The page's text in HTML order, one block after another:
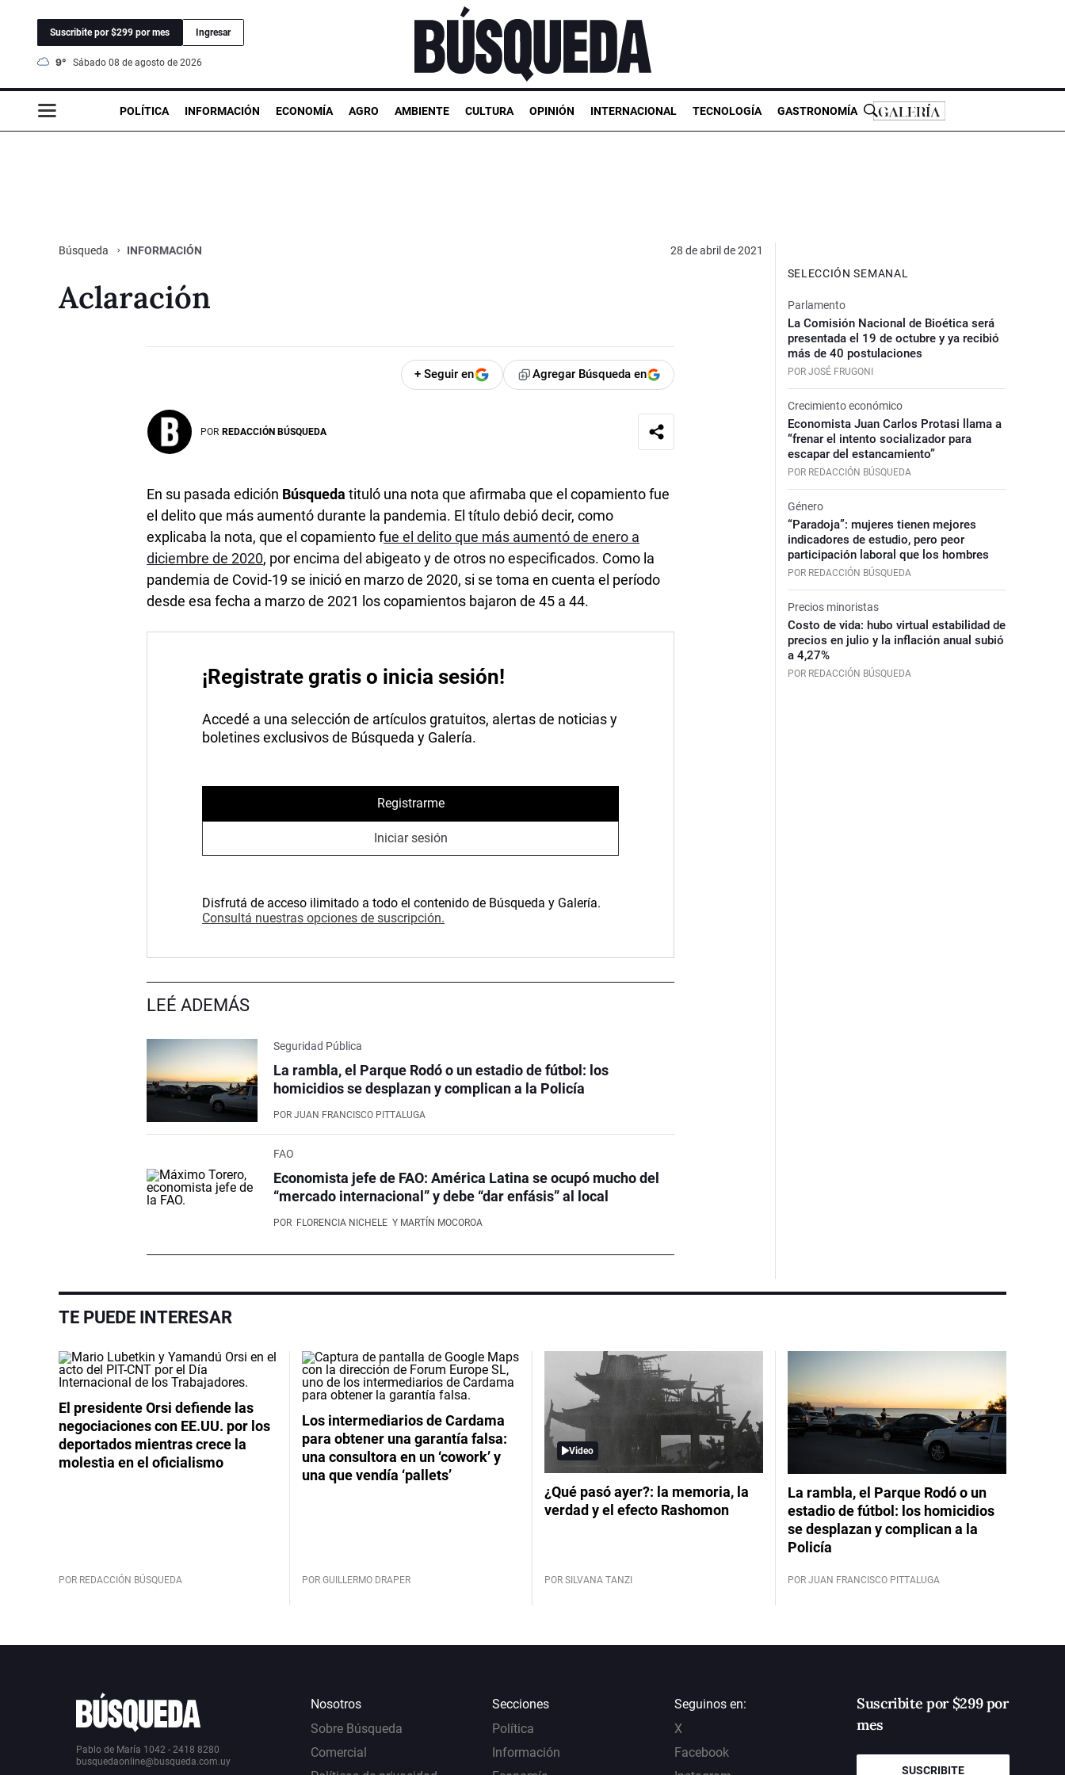
Suscribite por $299 por mes Ingresar
9° sábado 08 de agosto de 2026
POLÍTICA INFORMACIÓN ECONOMÍA AGRO AMBIENTE CULTURA OPINIÓN INTERNACIONAL TECNOLOGÍA GASTRONOMÍA
Búsqueda INFORMACIÓN 28 de abril de 2021
Aclaración
+ Seguir en Agregar Búsqueda en
POR REDACCIÓN BÚSQUEDA
En su pasada edición Búsqueda tituló una nota que afirmaba que el copamiento fue
el delito que más aumentó durante la pandemia. El título debió decir, como
explicaba la nota, que el copamiento fue el delito que más aumentó de enero a
diciembre de 2020, por encima del abigeato y de otros no especificados. Como la
pandemia de Covid-19 se inició en marzo de 2020, si se toma en cuenta el período
desde esa fecha a marzo de 2021 los copamientos bajaron de 45 a 44.
¡Registrate gratis o inicia sesión!
Accedé a una selección de artículos gratuitos, alertas de noticias y
boletines exclusivos de Búsqueda y Galería.
Registrarme
Iniciar sesión
Disfrutá de acceso ilimitado a todo el contenido de Búsqueda y Galería.
Consultá nuestras opciones de suscripción.
LEÉ ADEMÁS
Seguridad Pública
La rambla, el Parque Rodó o un estadio de fútbol: los
homicidios se desplazan y complican a la Policía
POR JUAN FRANCISCO PITTALUGA
FAO
Economista jefe de FAO: América Latina se ocupó mucho del
“mercado internacional” y debe “dar enfásis” al local
POR FLORENCIA NICHELE Y MARTÍN MOCOROA
SELECCIÓN SEMANAL
Parlamento
La Comisión Nacional de Bioética será
presentada el 19 de octubre y ya recibió
más de 40 postulaciones
POR JOSÉ FRUGONI
Crecimiento económico
Economista Juan Carlos Protasi llama a
“frenar el intento socializador para
escapar del estancamiento”
POR REDACCIÓN BÚSQUEDA
Género
“Paradoja”: mujeres tienen mejores
indicadores de estudio, pero peor
participación laboral que los hombres
POR REDACCIÓN BÚSQUEDA
Precios minoristas
Costo de vida: hubo virtual estabilidad de
precios en julio y la inflación anual subió
a 4,27%
POR REDACCIÓN BÚSQUEDA
TE PUEDE INTERESAR
El presidente Orsi defiende las
negociaciones con EE.UU. por los
deportados mientras crece la
molestia en el oficialismo
POR REDACCIÓN BÚSQUEDA
Los intermediarios de Cardama
para obtener una garantía falsa:
una consultora en un ‘cowork’ y
una que vendía ‘pallets’
POR GUILLERMO DRAPER
Video
¿Qué pasó ayer?: la memoria, la
verdad y el efecto Rashomon
POR SILVANA TANZI
La rambla, el Parque Rodó o un
estadio de fútbol: los homicidios
se desplazan y complican a la
Policía
POR JUAN FRANCISCO PITTALUGA
Pablo de María 1042 - 2418 8280
busquedaonline@busqueda.com.uy
Nosotros
Sobre Búsqueda
Comercial
Secciones
Política
Información
Seguinos en:
X
Facebook
Suscribite por $299 por
mes
SUSCRIBITE